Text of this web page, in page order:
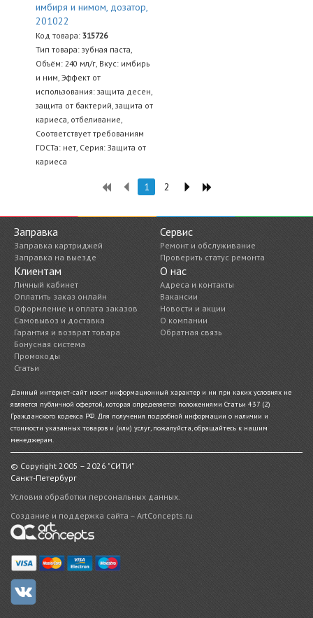
имбиря и нимом, дозатор,
201022
Код товара: 315726
Тип товара: зубная паста,
Объём: 240 мл/г, Вкус: имбирь
и ним, Эффект от
использования: защита десен,
защита от бактерий, защита от
кариеса, отбеливание,
Соответствует требованиям
ГОСТа: нет, Серия: Защита от
кариеса
1 2
Заправка
Заправка картриджей
Заправка на выезде
Сервис
Ремонт и обслуживание
Проверить статус ремонта
Клиентам
Личный кабинет
Оплатить заказ онлайн
Оформление и оплата заказов
Самовывоз и доставка
Гарантия и возврат товара
Бонусная система
Промокоды
Статьи
О нас
Адреса и контакты
Вакансии
Новости и акции
О компании
Обратная связь
Данный интернет-сайт носит информационный характер и ни при каких условиях не
является публичной офертой, которая определяется положениями Статьи 437 (2)
Гражданского кодекса РФ. Для получения подробной информации о наличии и
стоимости указанных товаров и (или) услуг, пожалуйста, обращайтесь к нашим
менеджерам.
© Copyright 2005 – 2026 "СИТИ"
Санкт-Петербург
Условия обработки персональных данных.
Создание и поддержка сайта – ArtConcepts.ru